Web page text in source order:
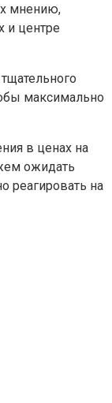
мнению,
и центре
максимально
в ценах на
ожидать
реагировать на